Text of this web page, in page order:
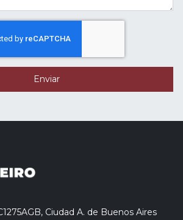
Enviar
Ciudad A. de Buenos Aires